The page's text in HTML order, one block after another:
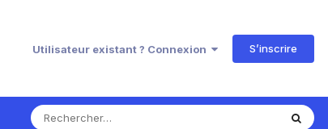
Utilisateur existant ? Connexion S’inscrire